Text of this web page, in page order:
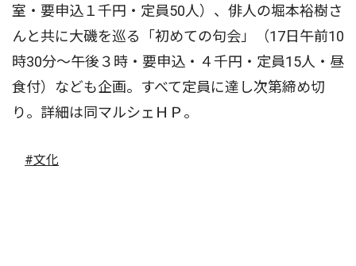
室・要申込１千円・定員50人）、俳人の堀本裕樹さ
んと共に大磯を巡る「初めての句会」（17日午前10
時30分〜午後３時・要申込・４千円・定員15人・昼
食付）なども企画。すべて定員に達し次第締め切
り。詳細は同マルシェＨＰ。
#文化